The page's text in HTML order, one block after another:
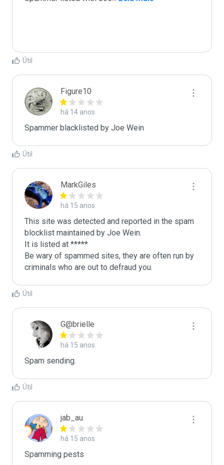
Útil
Figure10
há 14 anos
Spammer blacklisted by Joe Wein
Útil
MarkGiles
há 15 anos
This site was detected and reported in the spam
blocklist maintained by Joe Wein.
It is listed at *****
Be wary of spammed sites, they are often run by
criminals who are out to defraud you.
Útil
G@brielle
há 15 anos
Spam sending.
Útil
jab_au
há 15 anos
Spamming pests